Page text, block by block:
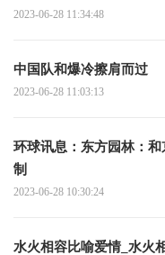
2023-06-28 11:34:48
中国队和爆冷擦肩而过
2023-06-28 11:03:13
环球讯息：东方园林：
制
2023-06-28 10:30:24
水火相容比喻爱情_水火